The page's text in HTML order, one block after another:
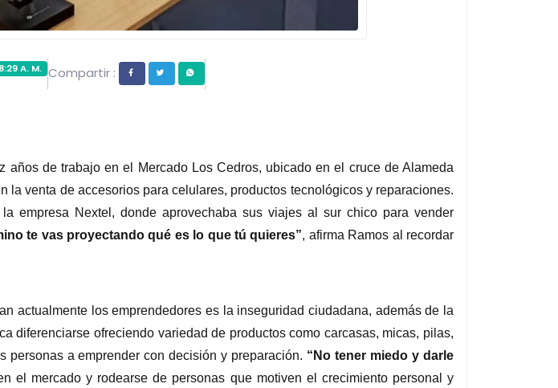
A. M. Compartir :
de trabajo en el Mercado Los Cedros, ubicado en el cruce de Alameda
venta de accesorios para celulares, productos tecnológicos y reparaciones.
empresa Nextel, donde aprovechaba sus viajes al sur chico para vender
te vas proyectando qué es lo que tú quieres”, afirma Ramos al recordar
actualmente los emprendedores es la inseguridad ciudadana, además de la
diferenciarse ofreciendo variedad de productos como carcasas, micas, pilas,
personas a emprender con decisión y preparación. “No tener miedo y darle
el mercado y rodearse de personas que motiven el crecimiento personal y